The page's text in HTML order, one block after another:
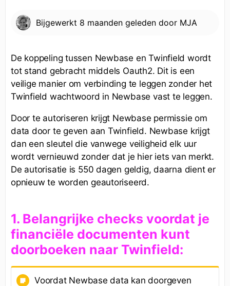
Bijgewerkt 8 maanden geleden door MJA
De koppeling tussen Newbase en Twinfield wordt
tot stand gebracht middels Oauth2. Dit is een
veilige manier om verbinding te leggen zonder het
Twinfield wachtwoord in Newbase vast te leggen.
Door te autoriseren krijgt Newbase permissie om
data door te geven aan Twinfield. Newbase krijgt
dan een sleutel die vanwege veiligheid elk uur
wordt vernieuwd zonder dat je hier iets van merkt.
De autorisatie is 550 dagen geldig, daarna dient er
opnieuw te worden geautoriseerd.
1. Belangrijke checks voordat je
financiële documenten kunt
doorboeken naar Twinfield:
Voordat Newbase data kan doorgeven